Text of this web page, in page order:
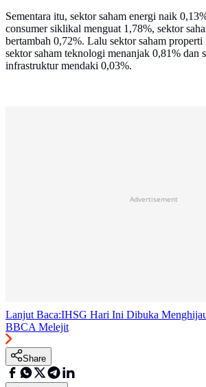
Sementara itu, sektor saham energi naik
consumer siklikal menguat 1,78%, sektor
bertambah 0,72%. Lalu sektor saham properti
sektor saham teknologi menanjak 0,81% dan
infrastruktur mendaki 0,03%.
Advertisement
Lanjut Baca:IHSG Hari Ini Dibuka
BBCA Melejit
Share